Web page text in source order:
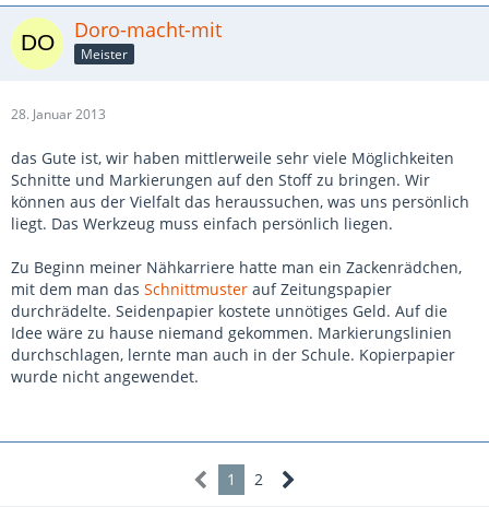
Doro-macht-mit
Meister
28. Januar 2013
das Gute ist, wir haben mittlerweile sehr viele Möglichkeiten
Schnitte und Markierungen auf den Stoff zu bringen. Wir
können aus der Vielfalt das heraussuchen, was uns persönlich
liegt. Das Werkzeug muss einfach persönlich liegen.
Zu Beginn meiner Nähkarriere hatte man ein Zackenrädchen,
mit dem man das Schnittmuster auf Zeitungspapier
durchrädelte. Seidenpapier kostete unnötiges Geld. Auf die
Idee wäre zu hause niemand gekommen. Markierungslinien
durchschlagen, lernte man auch in der Schule. Kopierpapier
wurde nicht angewendet.
1 2